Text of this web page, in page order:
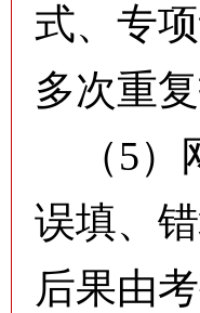
式、专
多次重
（5
误填、
后果由